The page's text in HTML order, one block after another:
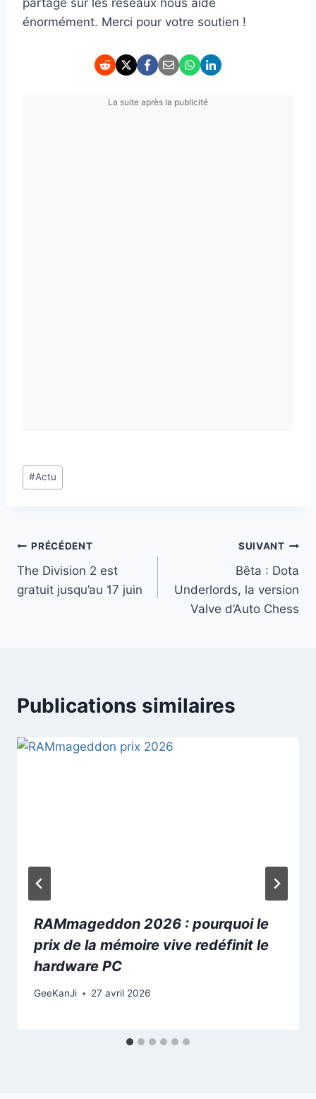
partage sur les réseaux nous aide
énormément. Merci pour votre soutien !
La suite après la publicité
Étiquettes
de
#Actu
Navigation
de
PRÉCÉDENT
The Division 2 est
gratuit jusqu’au 17 juin
SUIVANT
Bêta : Dota
Underlords, la version
Valve d’Auto Chess
Publications similaires
RAMmageddon 2026 : pourquoi le
prix de la mémoire vive redéfinit le
hardware PC
GeeKanJi 27 avril 2026